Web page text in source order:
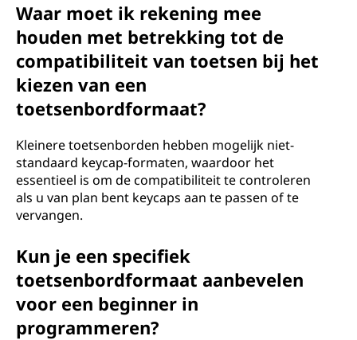
Waar moet ik rekening mee
houden met betrekking tot de
compatibiliteit van toetsen bij het
kiezen van een
toetsenbordformaat?
Kleinere toetsenborden hebben mogelijk niet-
standaard keycap-formaten, waardoor het
essentieel is om de compatibiliteit te controleren
als u van plan bent keycaps aan te passen of te
vervangen.
Kun je een specifiek
toetsenbordformaat aanbevelen
voor een beginner in
programmeren?